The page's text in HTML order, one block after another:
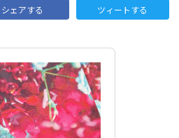
シェアする ツィートする